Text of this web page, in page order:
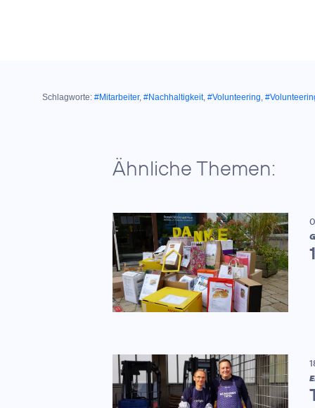
Schlagworte: #Mitarbeiter, #Nachhaltigkeit, #Volunteering
Ähnliche Themen: